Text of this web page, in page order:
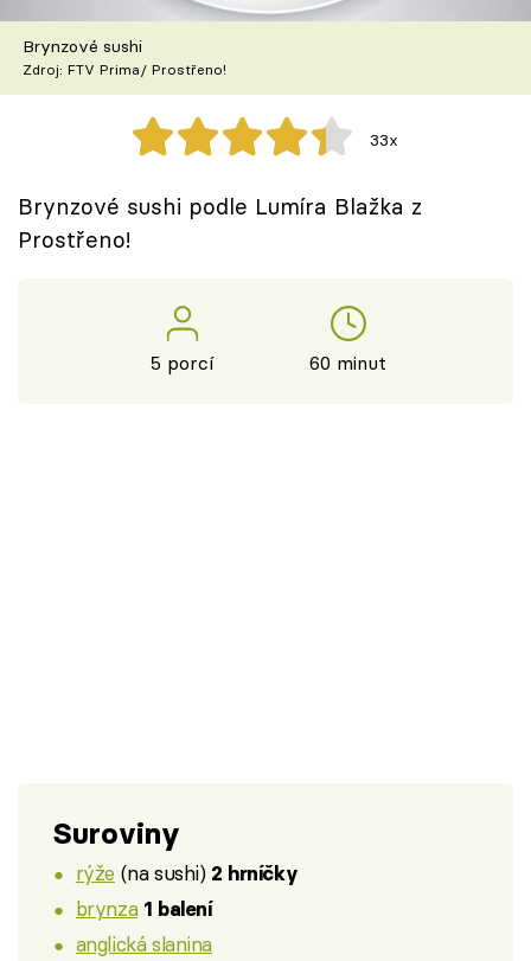
Škola vaření
Recepty z TV
Speciál: Cuketa
Těhotnej kuchař
Sledujte prima+
Brynzové sushi
Zdroj: FTV Prima/ Prostřeno!
33x
Brynzové sushi podle Lumíra Blažka z
Prostřeno!
5 porcí 60 minut
Suroviny
rýže (na sushi) 2 hrníčky
brynza 1 balení
anglická slanina